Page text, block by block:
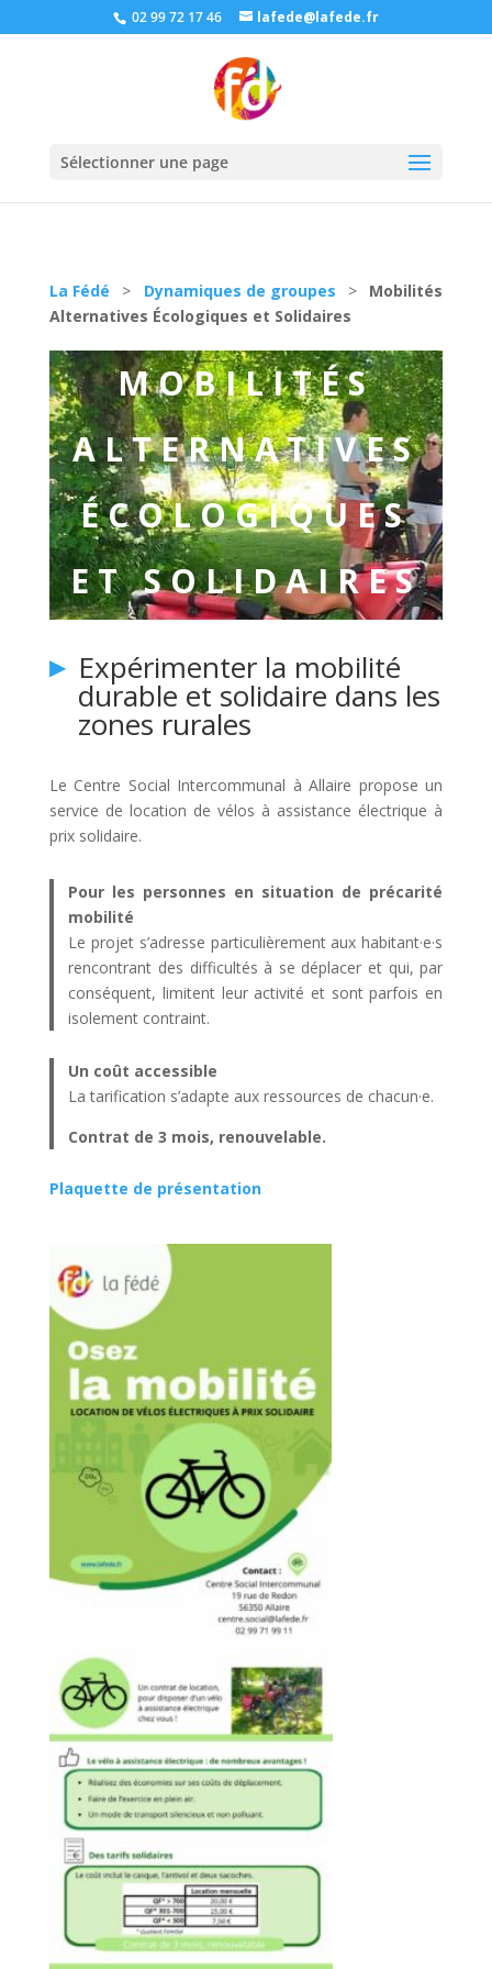
02 99 72 17 46 lafede@lafede.fr
Sélectionner une page
La Fédé > Dynamiques de groupes > Mobilités
Alternatives Écologiques et Solidaires
MOBILITÉS
ALTERNATIVES
ÉCOLOGIQUES
ET SOLIDAIRES
Expérimenter la mobilité
durable et solidaire dans les
zones rurales
Le Centre Social Intercommunal à Allaire propose un
service de location de vélos à assistance électrique à
prix solidaire.
Pour les personnes en situation de précarité
mobilité
Le projet s’adresse particulièrement aux habitant·e·s
rencontrant des difficultés à se déplacer et qui, par
conséquent, limitent leur activité et sont parfois en
isolement contraint.
Un coût accessible
La tarification s’adapte aux ressources de chacun·e.
Contrat de 3 mois, renouvelable.
Plaquette de présentation